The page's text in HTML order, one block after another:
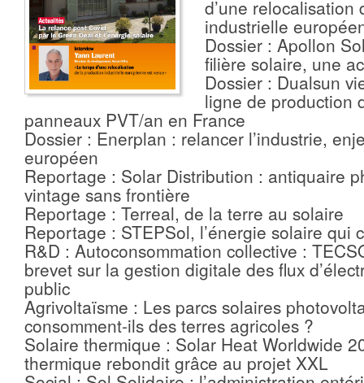
d’une
industrielle
Dossier : Apollon
filière solaire, une
Dossier : Dualsun
ligne de production
panneaux PVT/an en France
Dossier : Enerplan : relancer l’industrie,
européen
Reportage : Solar Distribution : antiquaire
vintage sans frontière
Reportage : Terreal, de la terre au solaire
Reportage : STEPSol, l’énergie solaire qui
R&D : Autoconsommation collective :
brevet sur la gestion digitale des flux
public
Agrivoltaïsme : Les parcs solaires
consomment-ils des terres agricoles ?
Solaire thermique : Solar Heat Worldwide
thermique rebondit grâce au projet XXL